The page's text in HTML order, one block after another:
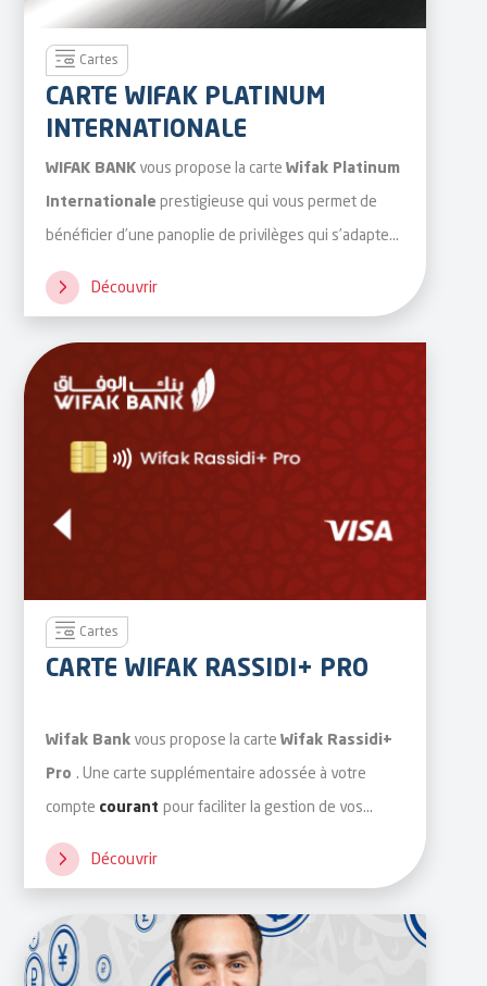
Cartes
CARTE WIFAK PLATINUM
INTERNATIONALE
WIFAK BANK vous propose la carte Wifak Platinum
Internationale prestigieuse qui vous permet de
bénéficier d’une panoplie de privilèges qui s’adaptent
à votre statut.
Découvrir
Cartes
CARTE WIFAK RASSIDI+ PRO
Wifak Bank vous propose la carte Wifak Rassidi+
Pro . Une carte supplémentaire adossée à votre
compte courant pour faciliter la gestion de vos
dépenses (carburants, hôtels, frais de déplacement,
ect.).
Découvrir